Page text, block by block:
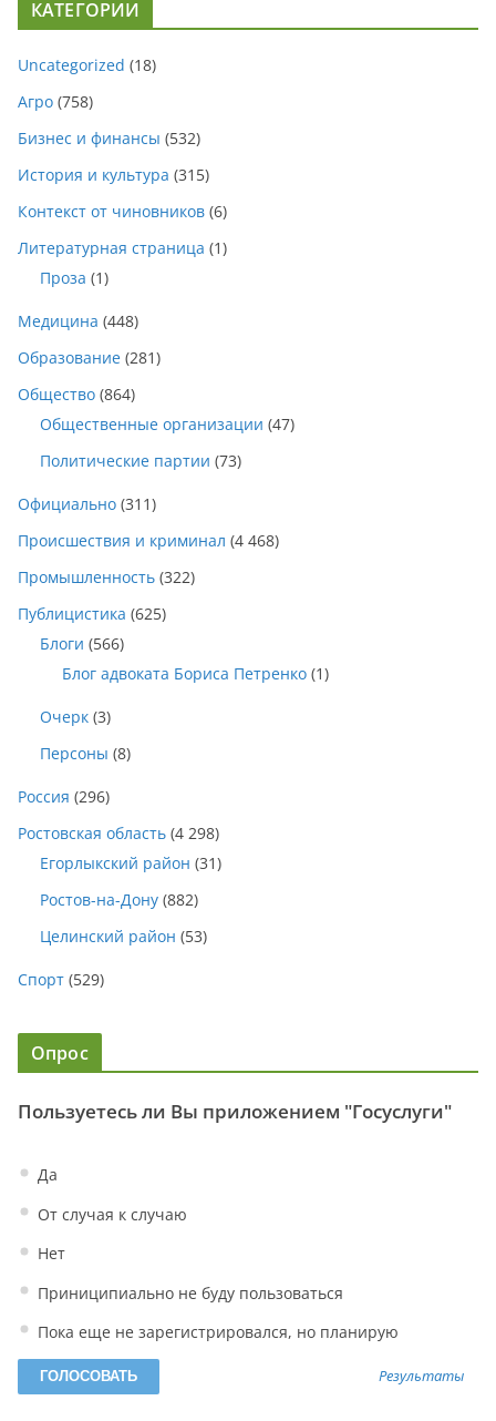
КАТЕГОРИИ
Uncategorized (18)
Агро (758)
Бизнес и финансы (532)
История и культура (315)
Контекст от чиновников (6)
Литературная страница (1)
Проза (1)
Медицина (448)
Образование (281)
Общество (864)
Общественные организации (47)
Политические партии (73)
Официально (311)
Происшествия и криминал (4 468)
Промышленность (322)
Публицистика (625)
Блоги (566)
Блог адвоката Бориса Петренко (1)
Очерк (3)
Персоны (8)
Россия (296)
Ростовская область (4 298)
Егорлыкский район (31)
Ростов-на-Дону (882)
Целинский район (53)
Спорт (529)
Опрос
Пользуетесь ли Вы приложением "Госуслуги"
Да
От случая к случаю
Нет
Приниципиально не буду пользоваться
Пока еще не зарегистрировался, но планирую
Результаты